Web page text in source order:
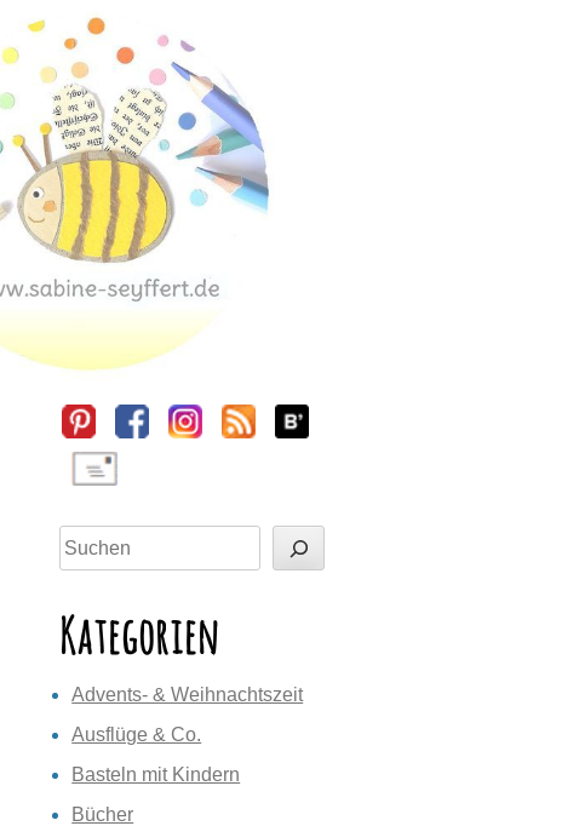
Sidebar
Suchen
Kategorien
Advents- & Weihnachtszeit
Ausflüge & Co.
Basteln mit Kindern
Bücher